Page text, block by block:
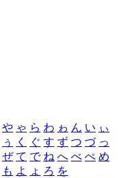
や ゃ ら わ ゎ ん い ぃ
ぅ く ぐ す ず つ づ っ
ぜ て で ね へ べ ぺ め
も よ ょ ろ を